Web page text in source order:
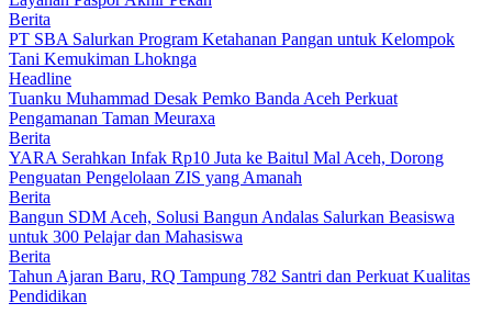
Berita
PT SBA Salurkan Program Ketahanan Pangan untuk Kelompok
Tani Kemukiman Lhoknga
Headline
Tuanku Muhammad Desak Pemko Banda Aceh Perkuat
Pengamanan Taman Meuraxa
Berita
YARA Serahkan Infak Rp10 Juta ke Baitul Mal Aceh, Dorong
Penguatan Pengelolaan ZIS yang Amanah
Berita
Bangun SDM Aceh, Solusi Bangun Andalas Salurkan Beasiswa
untuk 300 Pelajar dan Mahasiswa
Berita
Tahun Ajaran Baru, RQ Tampung 782 Santri dan Perkuat Kualitas
Pendidikan